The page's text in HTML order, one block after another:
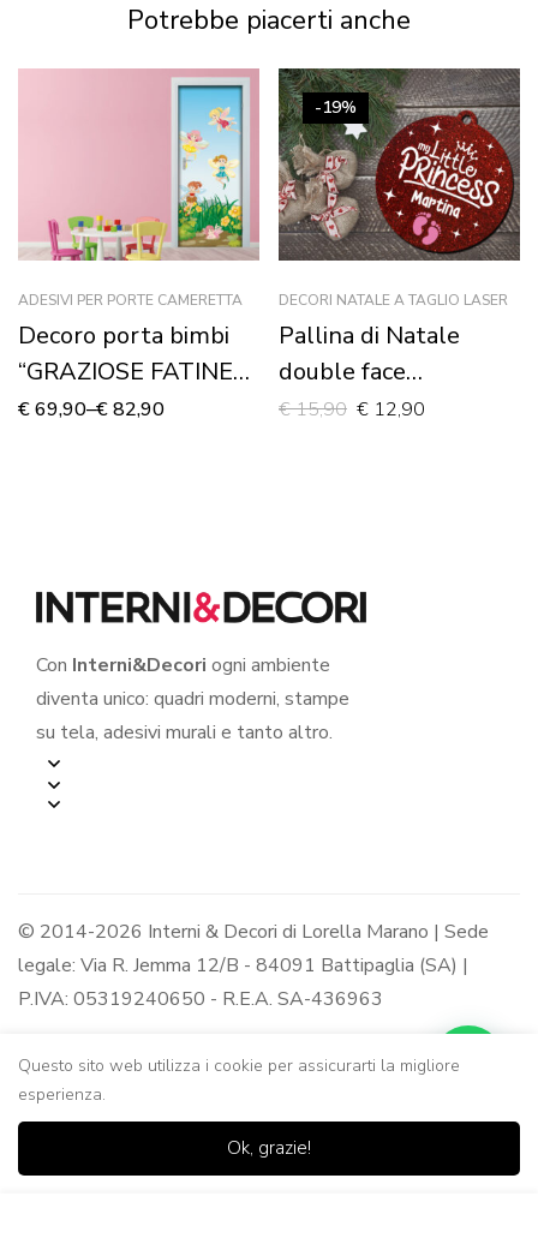
Potrebbe piacerti anche
ADESIVI PER PORTE CAMERETTA
Decoro porta bimbi
“GRAZIOSE FATINE
DEL BOSCO”
€69,90–€82,90
-19%
DECORI NATALE A TAGLIO LASER
Pallina di Natale
double face
personalizzata con
€15,90 € 12,90
Con Interni&Decori ogni ambiente
diventa unico: quadri moderni, stampe
su tela, adesivi murali e tanto altro.
© 2014-2026 Interni & Decori di Lorella Marano | Sede
legale: Via R. Jemma 12/B - 84091 Battipaglia (SA) |
P.IVA: 05319240650 - R.E.A. SA-436963
Questo sito web utilizza i cookie per assicurarti la migliore
esperienza.
Ok, grazie!
Casa Negozio
0
Lista dei Carrello Ricerca